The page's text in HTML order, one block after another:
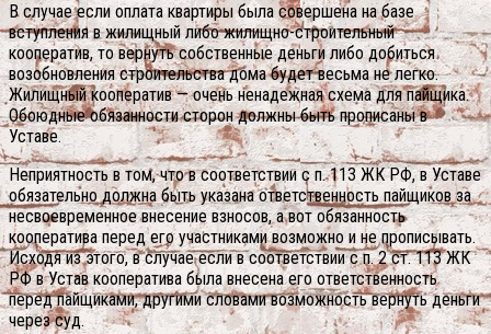
В случае если оплата квартиры была совершена на базе
вступления в жилищный либо жилищно-строительный
кооператив, то вернуть собственные деньги либо добиться
возобновления строительства дома будет весьма не легко.
Жилищный кооператив — очень ненадежная схема для пайщика.
Обоюдные обязанности сторон должны быть прописаны в
Уставе.
Неприятность в том, что в соответствии с п. 113 ЖК РФ, в Уставе
обязательно должна быть указана ответственность пайщиков за
несвоевременное внесение взносов, а вот обязанность
кооператива перед его участниками возможно и не прописывать.
Исходя из этого, в случае если в соответствии с п. 2 ст. 113 ЖК
РФ в Устав кооператива была внесена его ответственность
перед пайщиками, другими словами возможность вернуть деньги
через суд.